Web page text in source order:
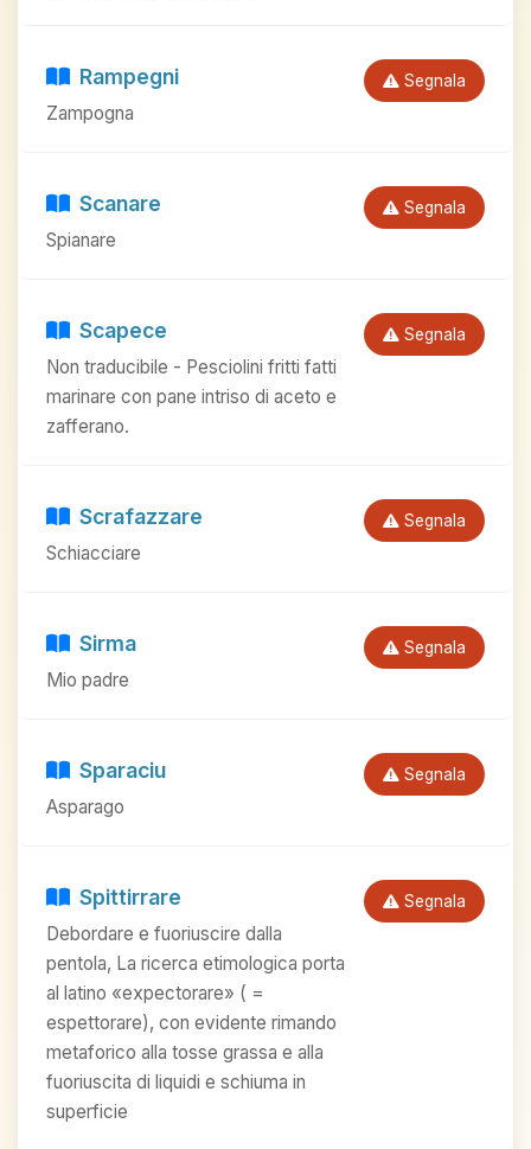
Rampegni
Zampogna
Segnala
Scanare
Spianare
Segnala
Scapece
Non traducibile - Pesciolini fritti fatti
marinare con pane intriso di aceto e
zafferano.
Segnala
Scrafazzare
Schiacciare
Segnala
Sirma
Mio padre
Segnala
Sparaciu
Asparago
Segnala
Spittirrare
Debordare e fuoriuscire dalla
pentola, La ricerca etimologica porta
al latino «expectorare» ( =
espettorare), con evidente rimando
metaforico alla tosse grassa e alla
fuoriuscita di liquidi e schiuma in
superficie
Segnala